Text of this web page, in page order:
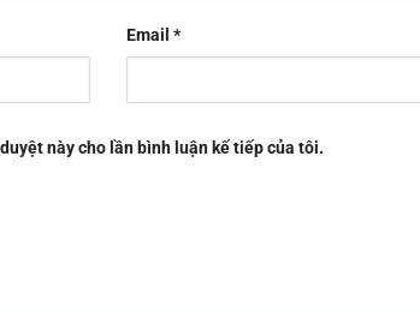
Email *
này cho lần bình luận kế tiếp của tôi.